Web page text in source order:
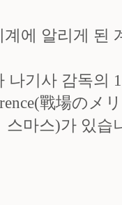
에 알리게 된
나기사 감독의
戰場のメ
스마스)가 있습